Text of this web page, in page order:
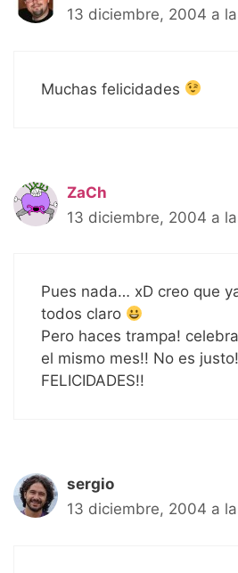
13 diciembre, 2004 a
Muchas felicidades
ZaCh
13 diciembre, 2004 a
Pues nada… xD creo que
todos claro
Pero haces trampa!
el mismo mes!! No es
FELICIDADES!!
sergio
13 diciembre, 2004 a